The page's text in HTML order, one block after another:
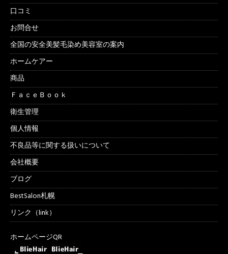
口コミ
お問合せ
全国の安全美髪毛染め美容室の案内
ホームケアー
商品
ＦａｃｅＢｏｏｋ
衛生管理
個人情報
不良品等に関する扱いについて
会社概要
ブログ
BestSalon札幌
リンク（link）
ホームページQR